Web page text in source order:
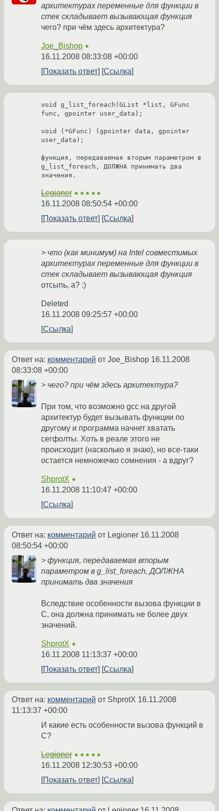
архитектурах переменные для функции в
стек складывает вызывающая функция
чего? при чём здесь архитектура?
Joe_Bishop ★
16.11.2008 08:33:08 +00:00
Показать ответ
Ссылка
void g_list_foreach(GList *list, GFunc
func, gpointer user_data);
void (*GFunc) (gpointer data, gpointer
user_data);
функция, передаваемая вторым параметром в
g_list_foreach, ДОЛЖНА принимать два
значения.
Legioner ★★★★★
16.11.2008 08:50:54 +00:00
Показать ответ
Ссылка
> что (как минимум) на Intel совместимых
архитектурах переменные для функции в
стек складывает вызывающая функция
отсыпь, а? :)
Deleted
16.11.2008 09:25:57 +00:00
Ссылка
Ответ на: комментарий от Joe_Bishop 16.11.2008
08:33:08 +00:00
> чего? при чём здесь архитектура?
При том, что возможно gcc на другой
архитектур будет вызывать функции по
другому и программа начнет хватать
сегфолты. Хоть в реале этого не
происходит (насколько я знаю), но все-таки
остается немножечко сомнения - а вдруг?
ShprotX ★
16.11.2008 11:10:47 +00:00
Ссылка
Ответ на: комментарий от Legioner 16.11.2008
08:50:54 +00:00
> функция, передаваемая вторым
параметром в g_list_foreach, ДОЛЖНА
принимать два значения
Вследствие особенности вызова функции в
C, она должна принимать не более двух
значений.
ShprotX ★
16.11.2008 11:13:37 +00:00
Показать ответ
Ссылка
Ответ на: комментарий от ShprotX 16.11.2008
11:13:37 +00:00
И какие есть особенности вызова функций в
С?
Legioner ★★★★★
16.11.2008 12:30:53 +00:00
Показать ответ
Ссылка